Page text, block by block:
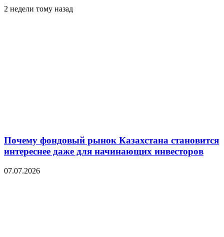
2 недели тому назад
Почему фондовый рынок Казахстана становится
интереснее даже для начинающих инвесторов
07.07.2026